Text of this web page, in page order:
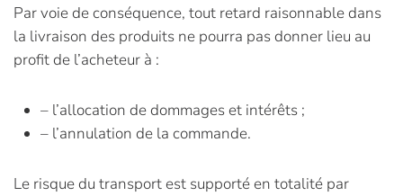
Par voie de conséquence, tout retard raisonnable dans
la livraison des produits ne pourra pas donner lieu au
profit de l’acheteur à :
– l’allocation de dommages et intérêts ;
– l’annulation de la commande.
Le risque du transport est supporté en totalité par